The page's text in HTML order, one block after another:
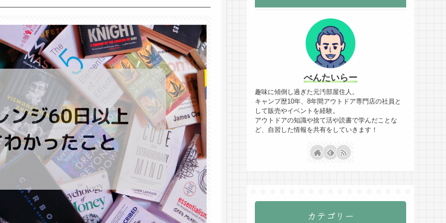
べんたいらー
趣味に傾倒し過ぎた元汚部屋住人。
キャンプ歴10年、8年間アウトドア専門店の社員と
して販売やイベントを経験。
アウトドアの知識や捨て活や読書で学んだことな
ど、自習した情報を共有をしていきます！
カテゴリー